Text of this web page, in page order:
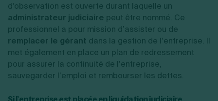
d'observation est ouverte durant laquelle un
administrateur judiciaire peut être nommé. Ce
professionnel a pour mission d’assister ou de
remplacer le gérant dans la gestion de l’entreprise. Il
met également en place un plan de redressement
pour assurer la continuité de l’entreprise,
sauvegarder l’emploi et rembourser les dettes.
Si l’entreprise est placée en liquidation judiciaire